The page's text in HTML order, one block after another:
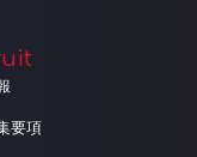
要項